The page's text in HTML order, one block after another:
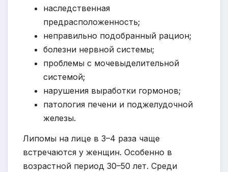
наследственная
предрасположенность;
неправильно подобранный рацион;
болезни нервной системы;
проблемы с мочевыделительной
системой;
нарушения выработки гормонов;
патология печени и поджелудочной
железы.
Липомы на лице в 3–4 раза чаще
встречаются у женщин. Особенно в
возрастной период 30–50 лет. Среди